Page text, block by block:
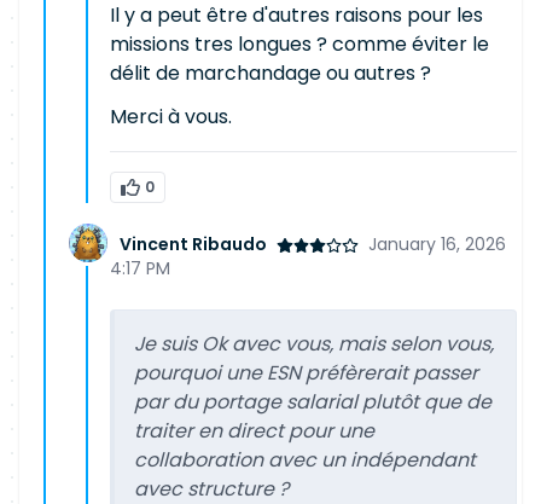
Il y a peut être d'autres raisons pour les
missions tres longues ? comme éviter le
délit de marchandage ou autres ?
Merci à vous.
0
Vincent Ribaudo
January 16, 2026
4:17 PM
Je suis Ok avec vous, mais selon vous,
pourquoi une ESN préfèrerait passer
par du portage salarial plutôt que de
traiter en direct pour une
collaboration avec un indépendant
avec structure ?